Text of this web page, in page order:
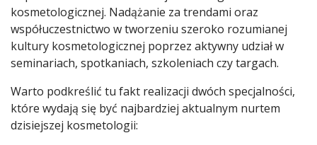
kosmetologicznej. Nadążanie za trendami oraz
współuczestnictwo w tworzeniu szeroko rozumianej
kultury kosmetologicznej poprzez aktywny udział w
seminariach, spotkaniach, szkoleniach czy targach.
Warto podkreślić tu fakt realizacji dwóch specjalności,
które wydają się być najbardziej aktualnym nurtem
dzisiejszej kosmetologii: